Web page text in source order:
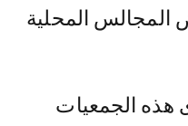
المجالس المحلية
هذه الجمعيات